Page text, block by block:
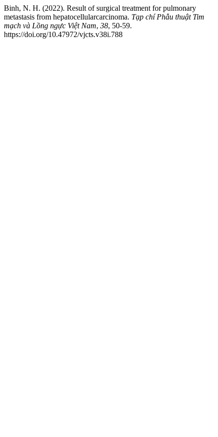
Binh, N. H. (2022). Result of surgical treatment for pulmonary
metastasis from hepatocellularcarcinoma. Tạp chí Phẫu thuật Tim
mạch và Lồng ngực Việt Nam, 38, 50-59.
https://doi.org/10.47972/vjcts.v38i.788